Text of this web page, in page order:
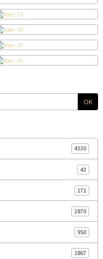
OK
4330
43
171
2870
950
1867